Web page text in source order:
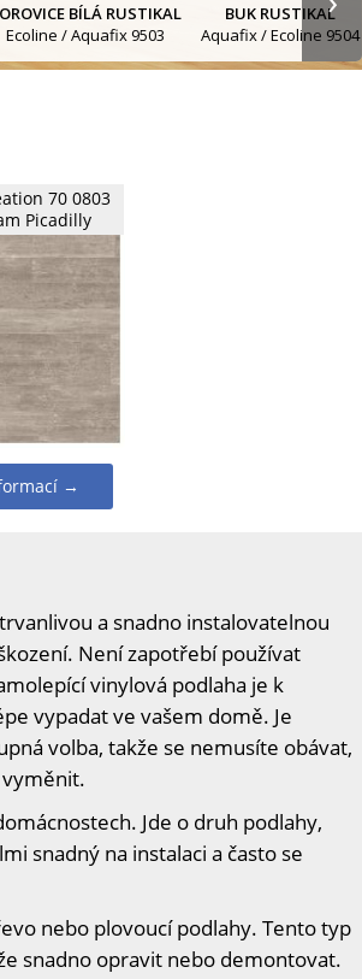
70 0803
Picadilly
→
a snadno instalovatelnou
Není zapotřebí používat
vinylová podlaha je k
vypadat ve vašem domě. Je
volba, takže se nemusíte obávat,
Jde o druh podlahy,
snadný na instalaci a často se
nebo plovoucí podlahy. Tento typ
snadno opravit nebo demontovat.